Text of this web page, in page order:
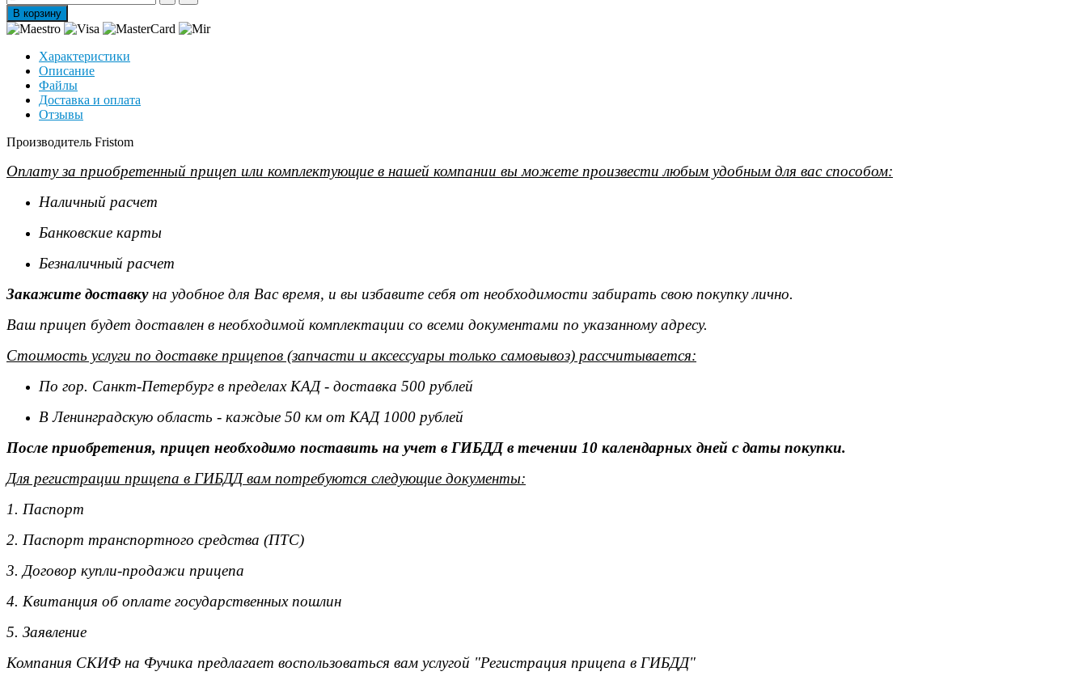
Характеристики
Описание
Файлы
Доставка и оплата
Отзывы
Производитель Fristom
Оплату за приобретенный прицеп или комплектующие в нашей компании вы можете произвести любым удобным для вас способом:
Наличный расчет
Банковские карты
Безналичный расчет
Закажите доставкуна удобное для Вас время, и вы избавите себя от необходимости забирать свою покупку лично.
Ваш прицеп будет доставлен в необходимой комплектации со всеми документами по указанному адресу.
Стоимость услуги по доставке прицепов (запчасти и аксессуары только самовывоз) рассчитывается:
По гор. Санкт-Петербург в пределах КАД - доставка 500 рублей
В Ленинградскую область - каждые 50 км от КАД 1000 рублей
После приобретения, прицеп необходимо поставить на учет в ГИБДД в течении 10 календарных дней с даты покупки.
Для регистрации прицепа в ГИБДД вам потребуются следующие документы:
1. Паспорт
2. Паспорт транспортного средства (ПТС)
3. Договор купли-продажи прицепа
4. Квитанция об оплате государственных пошлин
5. Заявление
Компания СКИФ на Фучика предлагает воспользоваться вам услугой "Регистрация прицепа в ГИБДД"